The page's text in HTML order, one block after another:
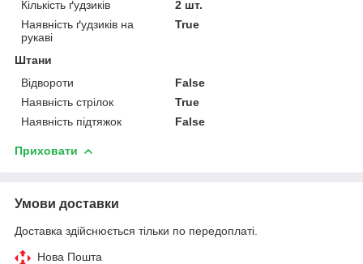
Кількість ґудзиків
2 шт.
Наявність ґудзиків на
рукаві
True
Штани
Відвороти
False
Наявність стрілок
True
Наявність підтяжок
False
Приховати
Умови доставки
Доставка здійснюється тільки по передоплаті.
Нова Пошта